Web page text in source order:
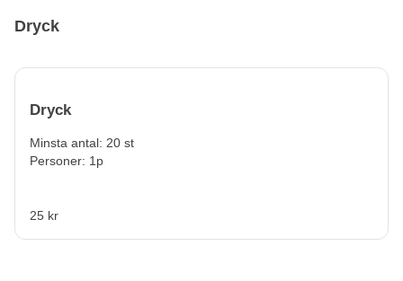
Dryck
Dryck
Minsta antal: 20 st
Personer: 1p
25 kr